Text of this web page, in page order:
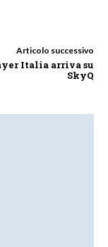
Articolo successivo
Italia arriva su
SkyQ